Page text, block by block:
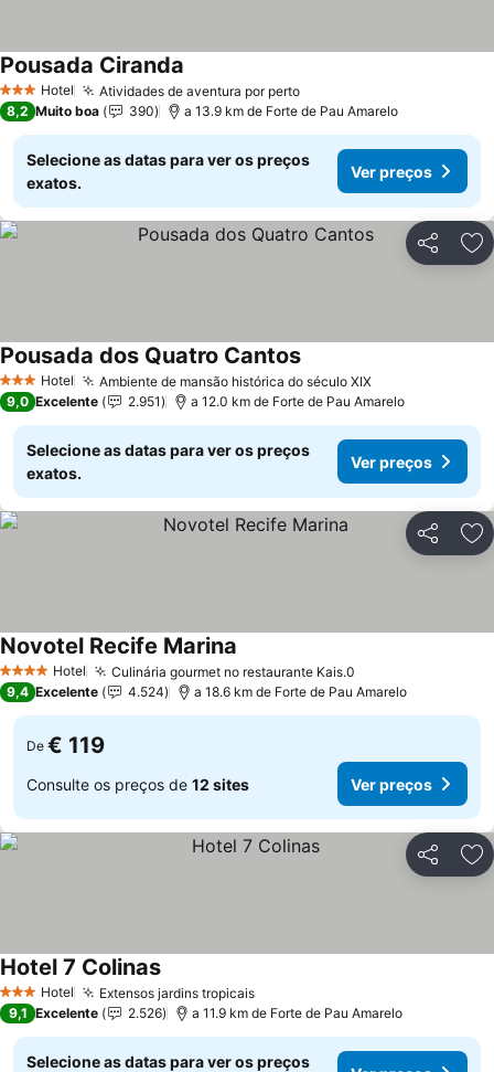
3 EstrelasHotel Atividades de aventura por pertoVer preços
Pousada Ciranda
8,2 Muito boa 390 a 13.9 km de Forte de Pau Amarelo
Selecione as datas para ver os preços
exatos.
Ver preços
Partilhar
3 EstrelasHotel Ambiente de mansão histórica do século XIXVer preços
Pousada dos Quatro CantosVer preços
9,0 Excelente 2.951 a 12.0 km de Forte de Pau Amarelo
Selecione as datas para ver os preços
exatos.
Ver preços
Partilhar
4 EstrelasHotel Culinária gourmet no restaurante Kais.0
Novotel Recife Marina
9,4 Excelente 4.524 a 18.6 km de Forte de Pau Amarelo
De € 119
Consulte os preços de 12 sites Ver preços
Partilhar
3 EstrelasHotel Extensos jardins tropicaisVer preços
Hotel 7 ColinasVer preços
9,1 Excelente 2.526 a 11.9 km de Forte de Pau Amarelo
Selecione as datas para ver os preços